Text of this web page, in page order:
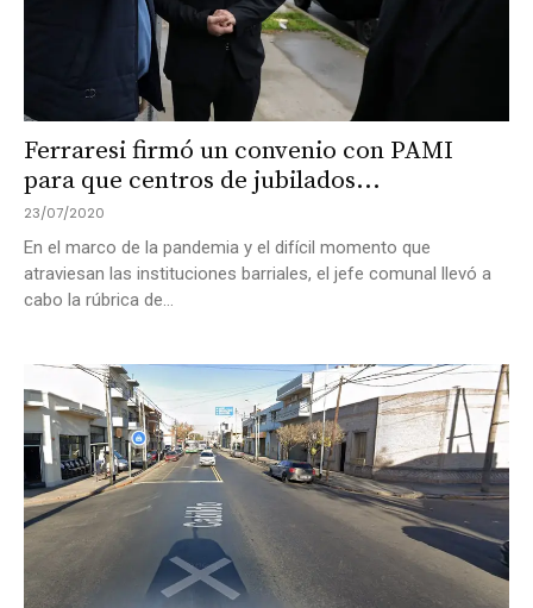
Ferraresi firmó un convenio con PAMI
para que centros de jubilados...
23/07/2020
En el marco de la pandemia y el difícil momento que
atraviesan las instituciones barriales, el jefe comunal llevó a
cabo la rúbrica de...